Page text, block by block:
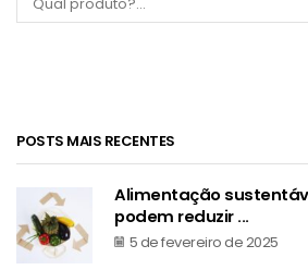
Procurar:
POSTS MAIS RECENTES
Alimentação
podem reduzir ...
5 de fevereiro de 2025